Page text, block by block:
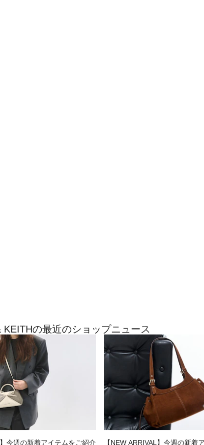
KEITHの最近のショップニュース
】今週の新着アイテムをご紹介 【NEW ARRIVAL】今週の新着